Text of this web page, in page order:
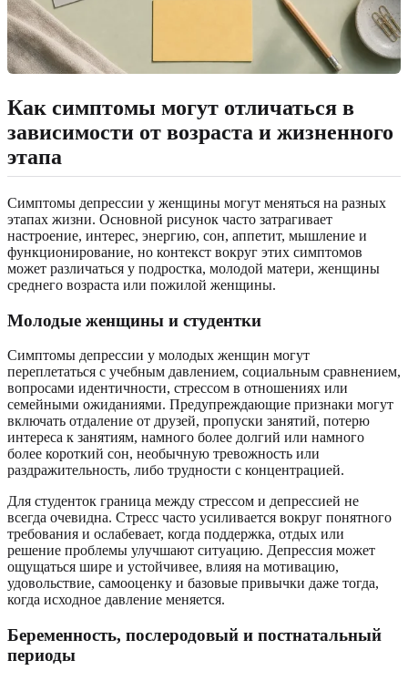
Как симптомы могут отличаться в
зависимости от возраста и жизненного
этапа
Симптомы депрессии у женщины могут меняться на разных
этапах жизни. Основной рисунок часто затрагивает
настроение, интерес, энергию, сон, аппетит, мышление и
функционирование, но контекст вокруг этих симптомов
может различаться у подростка, молодой матери, женщины
среднего возраста или пожилой женщины.
Молодые женщины и студентки
Симптомы депрессии у молодых женщин могут
переплетаться с учебным давлением, социальным сравнением,
вопросами идентичности, стрессом в отношениях или
семейными ожиданиями. Предупреждающие признаки могут
включать отдаление от друзей, пропуски занятий, потерю
интереса к занятиям, намного более долгий или намного
более короткий сон, необычную тревожность или
раздражительность, либо трудности с концентрацией.
Для студенток граница между стрессом и депрессией не
всегда очевидна. Стресс часто усиливается вокруг понятного
требования и ослабевает, когда поддержка, отдых или
решение проблемы улучшают ситуацию. Депрессия может
ощущаться шире и устойчивее, влияя на мотивацию,
удовольствие, самооценку и базовые привычки даже тогда,
когда исходное давление меняется.
Беременность, послеродовый и постнатальный
периоды